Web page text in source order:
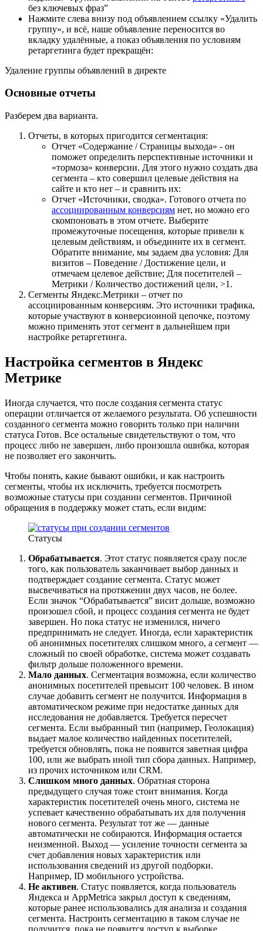
без ключевых фраз”
Нажмите слева внизу под объявлением ссылку «Удалить
группу», и всё, наше объявление переносится во
вкладку удалённые, а показ объявления по условиям
ретаргетинга будет прекращён:
Удаление группы объявлений в директе
Основные отчеты
Разберем два варианта.
Отчеты, в которых пригодится сегментация:
Отчет «Содержание / Страницы выхода» - он
поможет определить перспективные источники и
«тормоза» конверсии. Для этого нужно создать два
сегмента – кто совершил целевые действия на
сайте и кто нет – и сравнить их:
Отчет «Источники, сводка». Готового отчета по
ассоциированным конверсиям нет, но можно его
скомпоновать в этом отчете. Выберите
промежуточные посещения, которые привели к
целевым действиям, и объедините их в сегмент.
Обратите внимание, мы задаем два условия: Для
визитов – Поведение / Достижение цели, и
отмечаем целевое действие; Для посетителей –
Метрики / Количество достижений цели, >1.
Сегменты Яндекс.Метрики – отчет по
ассоциированным конверсиям. Это источники трафика,
которые участвуют в конверсионной цепочке, поэтому
можно применять этот сегмент в дальнейшем при
настройке ретаргетинга.
Настройка сегментов в Яндекс
Метрике
Иногда случается, что после создания сегмента статус
операции отличается от желаемого результата. Об успешности
созданного сегмента можно говорить только при наличии
статуса Готов. Все остальные свидетельствуют о том, что
процесс либо не завершен, либо произошла ошибка, которая
не позволяет его закончить.
Чтобы понять, какие бывают ошибки, и как настроить
сегменты, чтобы их исключить, требуется посмотреть
возможные статусы при создании сегментов. Причиной
обращения в поддержку может стать, если видим:
Статусы
Обрабатывается. Этот статус появляется сразу после
того, как пользователь заканчивает выбор данных и
подтверждает создание сегмента. Статус может
высвечиваться на протяжении двух часов, не более.
Если значок “Обрабатывается” висит дольше, возможно
произошел сбой, и процесс создания сегмента не будет
завершен. Но пока статус не изменился, ничего
предпринимать не следует. Иногда, если характеристик
об анонимных посетителях слишком много, а сегмент —
сложный по своей обработке, система может создавать
фильтр дольше положенного времени.
Мало данных. Сегментация возможна, если количество
анонимных посетителей превысит 100 человек. В ином
случае добавить сегмент не получится. Информация в
автоматическом режиме при недостатке данных для
исследования не добавляется. Требуется пересчет
сегмента. Если выбранный тип (например, Геолокация)
выдает малое количество найденных посетителей,
требуется обновлять, пока не появится заветная цифра
100, или же выбрать иной тип сбора данных. Например,
из прочих источником или CRM.
Слишком много данных. Обратная сторона
предыдущего случая тоже стоит внимания. Когда
характеристик посетителей очень много, система не
успевает качественно обрабатывать их для получения
нового сегмента. Результат тот же — данные
автоматически не собираются. Информация остается
неизменной. Выход — усиление точности сегмента за
счет добавления новых характеристик или
использования сведений из другой подборки.
Например, ID мобильного устройства.
Не активен. Статус появляется, когда пользователь
Яндекса и AppMetrica закрыл доступ к сведениям,
которые ранее использовались для анализа и создания
сегмента. Настроить сегментацию в таком случае не
получится, пока не появится доступ к выборке.